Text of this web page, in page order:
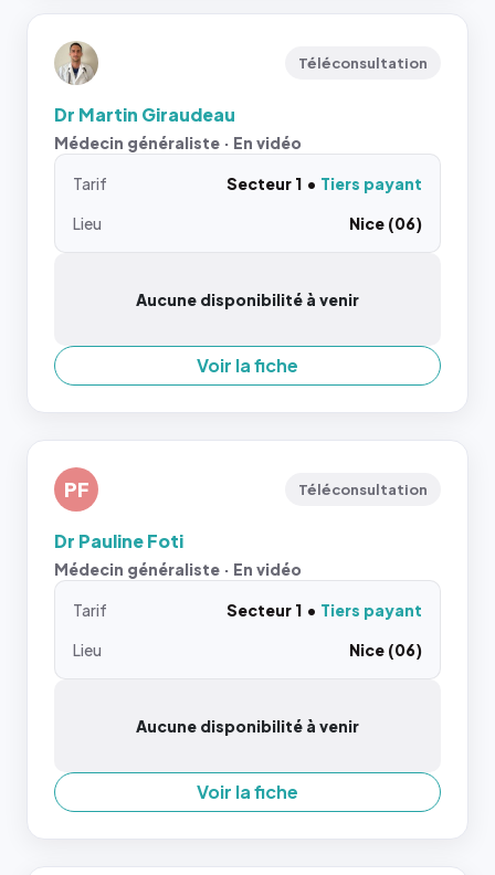
Téléconsultation
Dr Martin Giraudeau
Médecin généraliste · En vidéo
Tarif Secteur 1
Tiers payant
Lieu
Nice (06)
Aucune disponibilité à venir
Voir la fiche
PF Téléconsultation
Dr Pauline Foti
Médecin généraliste · En vidéo
Tarif Secteur 1
Tiers payant
Lieu
Nice (06)
Aucune disponibilité à venir
Voir la fiche